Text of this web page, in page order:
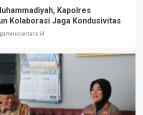
Kapolres
Kolaborasi Jaga Kondusivitas